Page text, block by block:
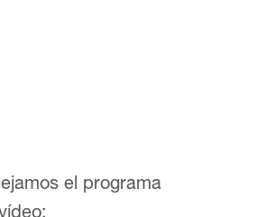
el programa